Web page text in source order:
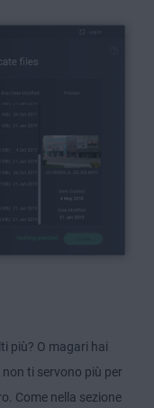
più? O magari hai
ti servono più per
Come nella sezione